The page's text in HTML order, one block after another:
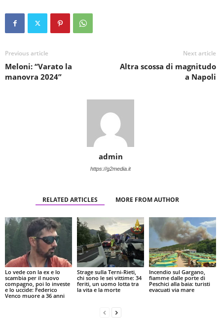
Previous article
Meloni: “Varato la
manovra 2024”
Next article
Altra scossa di magnitudo
a Napoli
admin
https://g2media.it
RELATED ARTICLES MORE FROM AUTHOR
Lo vede con la ex e lo
scambia per il nuovo
compagno, poi lo investe
e lo uccide: Federico
Venco muore a 36 anni
Strage sulla Terni-Rieti,
chi sono le sei vittime: 34
feriti, un uomo lotta tra
la vita e la morte
Incendio sul Gargano,
fiamme dalle porte di
Peschici alla baia: turisti
evacuati via mare